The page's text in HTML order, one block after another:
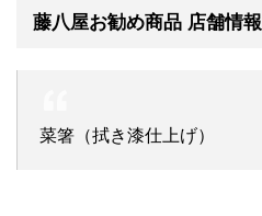
藤八屋お勧め商品 店舗情報
菜箸（拭き漆仕上げ）